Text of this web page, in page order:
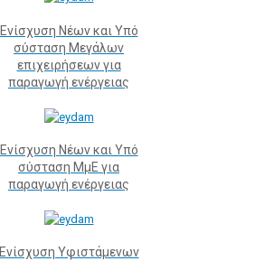
Ενίσχυση Νέων και Υπό
σύσταση Μεγάλων
επιχειρήσεων για
παραγωγή ενέργειας
Ενίσχυση Νέων και Υπό
σύσταση ΜμΕ για
παραγωγή ενέργειας
Ενίσχυση Υφιστάμενων